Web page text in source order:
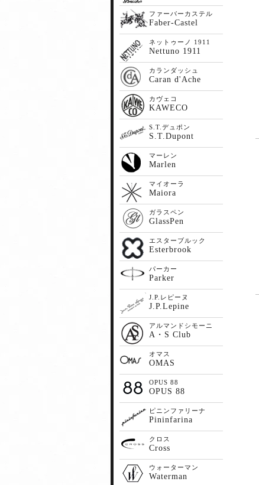
ファーバーカステル
Faber-Castel
ネットゥーノ 1911
Nettuno 1911
カランダッシュ
Caran d'Ache
カヴェコ
KAWECO
S.T.デュポン
S.T.Dupont
マーレン
Marlen
マイオーラ
Maiora
ガラスペン
GlassPen
エスターブルック
Esterbrook
パーカー
Parker
J.P.レピーヌ
J.P.Lepine
アルマンドシモーニ
A・S Club
オマス
OMAS
OPUS 88
OPUS 88
ピニンファリーナ
Pininfarina
クロス
Cross
ウォーターマン
Waterman